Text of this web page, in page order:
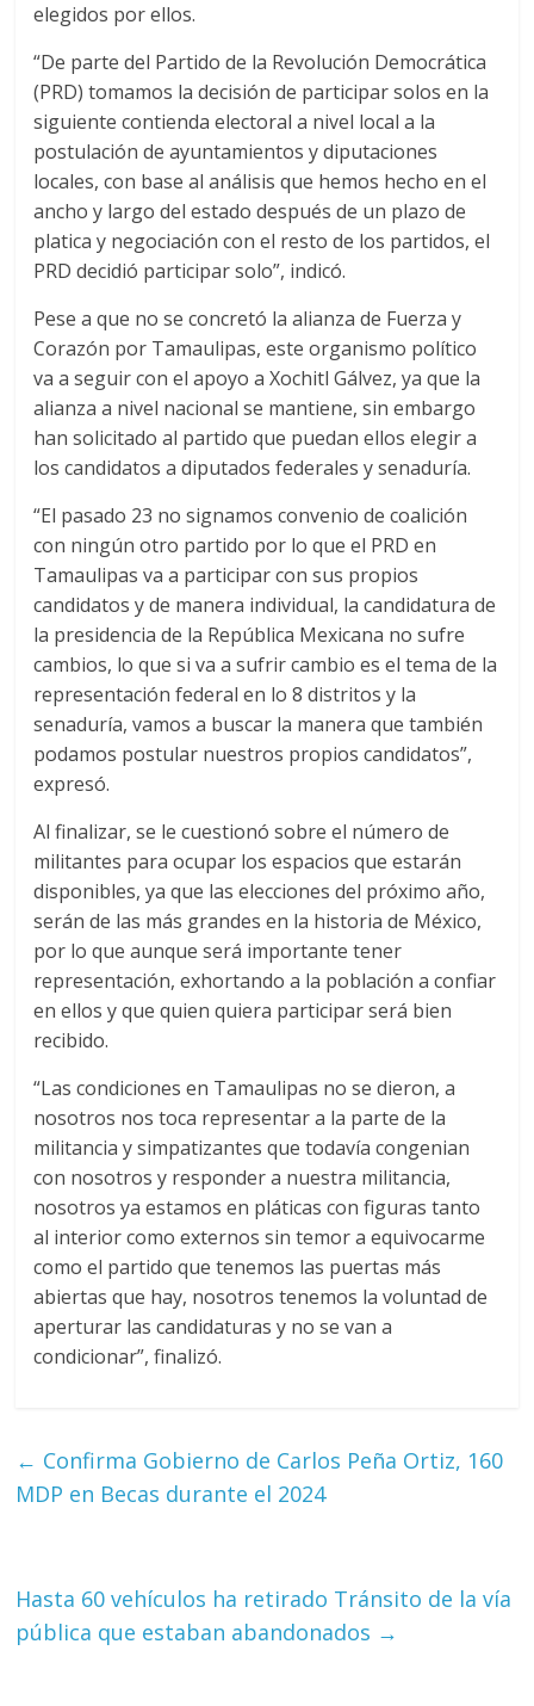
elegidos por ellos.
“De parte del Partido de la Revolución Democrática
(PRD) tomamos la decisión de participar solos en la
siguiente contienda electoral a nivel local a la
postulación de ayuntamientos y diputaciones
locales, con base al análisis que hemos hecho en el
ancho y largo del estado después de un plazo de
platica y negociación con el resto de los partidos, el
PRD decidió participar solo”, indicó.
Pese a que no se concretó la alianza de Fuerza y
Corazón por Tamaulipas, este organismo político
va a seguir con el apoyo a Xochitl Gálvez, ya que la
alianza a nivel nacional se mantiene, sin embargo
han solicitado al partido que puedan ellos elegir a
los candidatos a diputados federales y senaduría.
“El pasado 23 no signamos convenio de coalición
con ningún otro partido por lo que el PRD en
Tamaulipas va a participar con sus propios
candidatos y de manera individual, la candidatura de
la presidencia de la República Mexicana no sufre
cambios, lo que si va a sufrir cambio es el tema de la
representación federal en lo 8 distritos y la
senaduría, vamos a buscar la manera que también
podamos postular nuestros propios candidatos”,
expresó.
Al finalizar, se le cuestionó sobre el número de
militantes para ocupar los espacios que estarán
disponibles, ya que las elecciones del próximo año,
serán de las más grandes en la historia de México,
por lo que aunque será importante tener
representación, exhortando a la población a confiar
en ellos y que quien quiera participar será bien
recibido.
“Las condiciones en Tamaulipas no se dieron, a
nosotros nos toca representar a la parte de la
militancia y simpatizantes que todavía congenian
con nosotros y responder a nuestra militancia,
nosotros ya estamos en pláticas con figuras tanto
al interior como externos sin temor a equivocarme
como el partido que tenemos las puertas más
abiertas que hay, nosotros tenemos la voluntad de
aperturar las candidaturas y no se van a
condicionar”, finalizó.
← Confirma Gobierno de Carlos Peña Ortiz, 160
MDP en Becas durante el 2024
Hasta 60 vehículos ha retirado Tránsito de la vía
pública que estaban abandonados →